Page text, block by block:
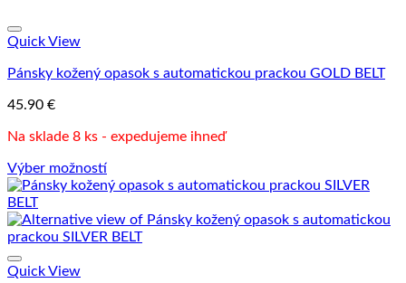
Quick View
Pánsky kožený opasok s automatickou prackou GOLD BELT
45.90 €
Na sklade 8 ks - expedujeme ihneď
Výber možností
Tento
produkt
má
viacero
variantov.
Možnosti
Quick View